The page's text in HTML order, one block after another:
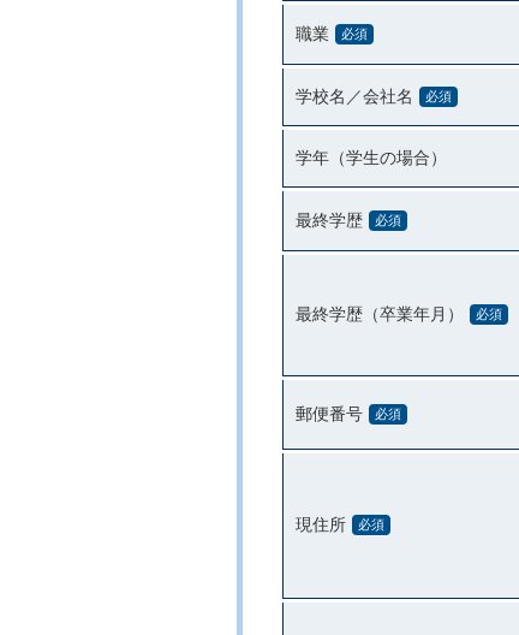
職業 必須
学校名／会社名 必須
学年（学生の場合）
最終学歴 必須
最終学歴（卒業年月） 必須
郵便番号 必須
現住所 必須